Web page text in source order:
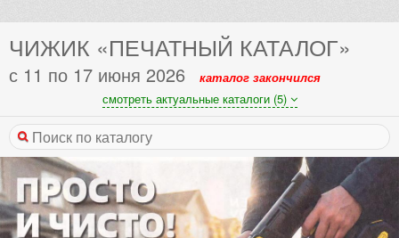
ЧИЖИК «ПЕЧАТНЫЙ КАТАЛОГ»
с 11 по 17 июня 2026
каталог закончился
смотреть актуальные каталоги (5)